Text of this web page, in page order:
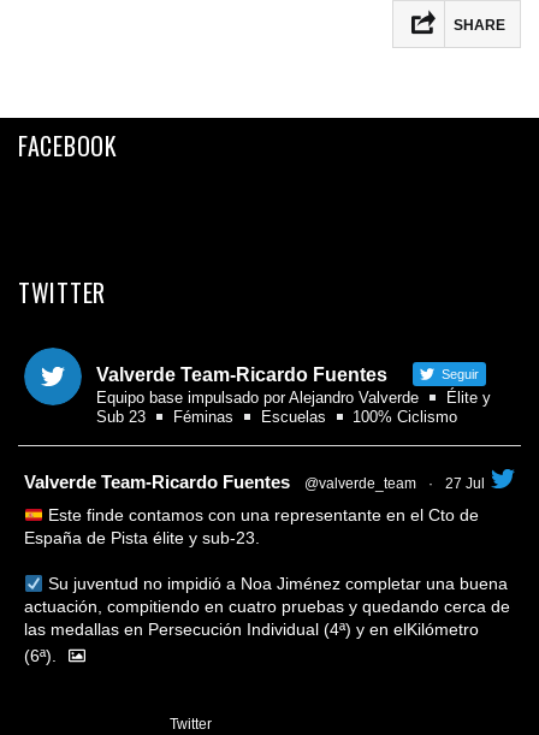
SHARE
Twitter
FACEBOOK
TWITTER
Valverde Team-Ricardo Fuentes Seguir
Equipo base impulsado por Alejandro Valverde
Élite y
Sub 23
Féminas Escuelas 100% Ciclismo
Valverde Team-Ricardo Fuentes @valverde_team · 27 Jul
Este finde contamos con una representante en el Cto de
España de Pista élite y sub-23.
Su juventud no impidió a Noa Jiménez completar una buena
actuación, compitiendo en cuatro pruebas y quedando cerca de
las medallas en Persecución Individual (4ª) y en elKilómetro
(6ª).
Twitter